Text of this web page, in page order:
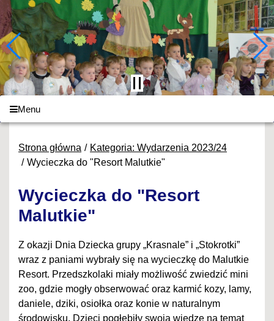
Menu
Strona główna
Kategoria: Wydarzenia 2023/24
Wycieczka do "Resort Malutkie"
Wycieczka do "Resort
Malutkie"
Z okazji Dnia Dziecka grupy „Krasnale” i „Stokrotki”
wraz z paniami wybrały się na wycieczkę do Malutkie
Resort. Przedszkolaki miały możliwość zwiedzić mini
zoo, gdzie mogły obserwować oraz karmić kozy, lamy,
daniele, dziki, osiołka oraz konie w naturalnym
środowisku. Dzieci pogłębiły swoją wiedzę na temat